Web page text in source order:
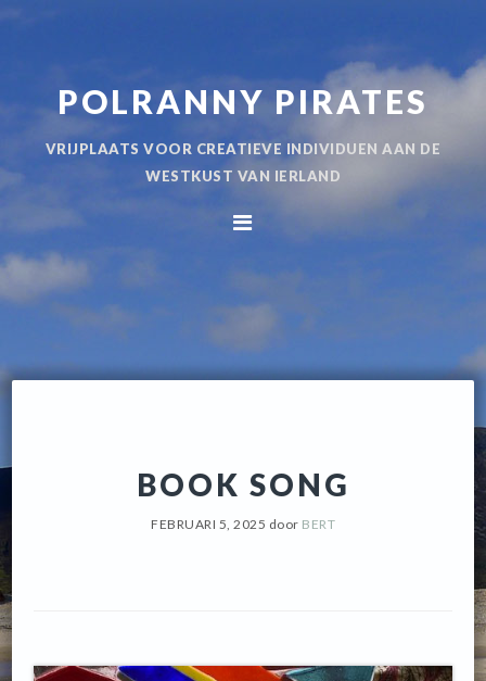
hoofdnavigatie
hoofd
inhoud
POLRANNY PIRATES
VRIJPLAATS VOOR CREATIEVE INDIVIDUEN AAN DE
WESTKUST VAN IERLAND
BOOK SONG
FEBRUARI 5, 2025 door BERT